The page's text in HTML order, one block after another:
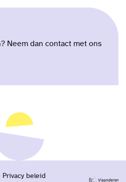
Neem dan contact met ons
Privacy beleid